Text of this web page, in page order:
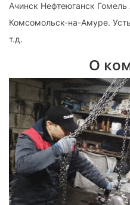
Ачинск Нефтеюганск
Комсомольск-на-Амуре.
т.д.
О